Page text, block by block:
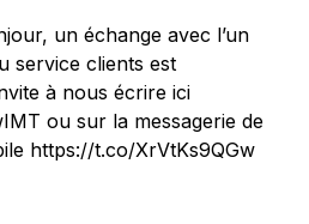
un échange avec l’un
service clients est
à nous écrire ici
ou sur la messagerie de
https://t.co/XrVtKs9QGw